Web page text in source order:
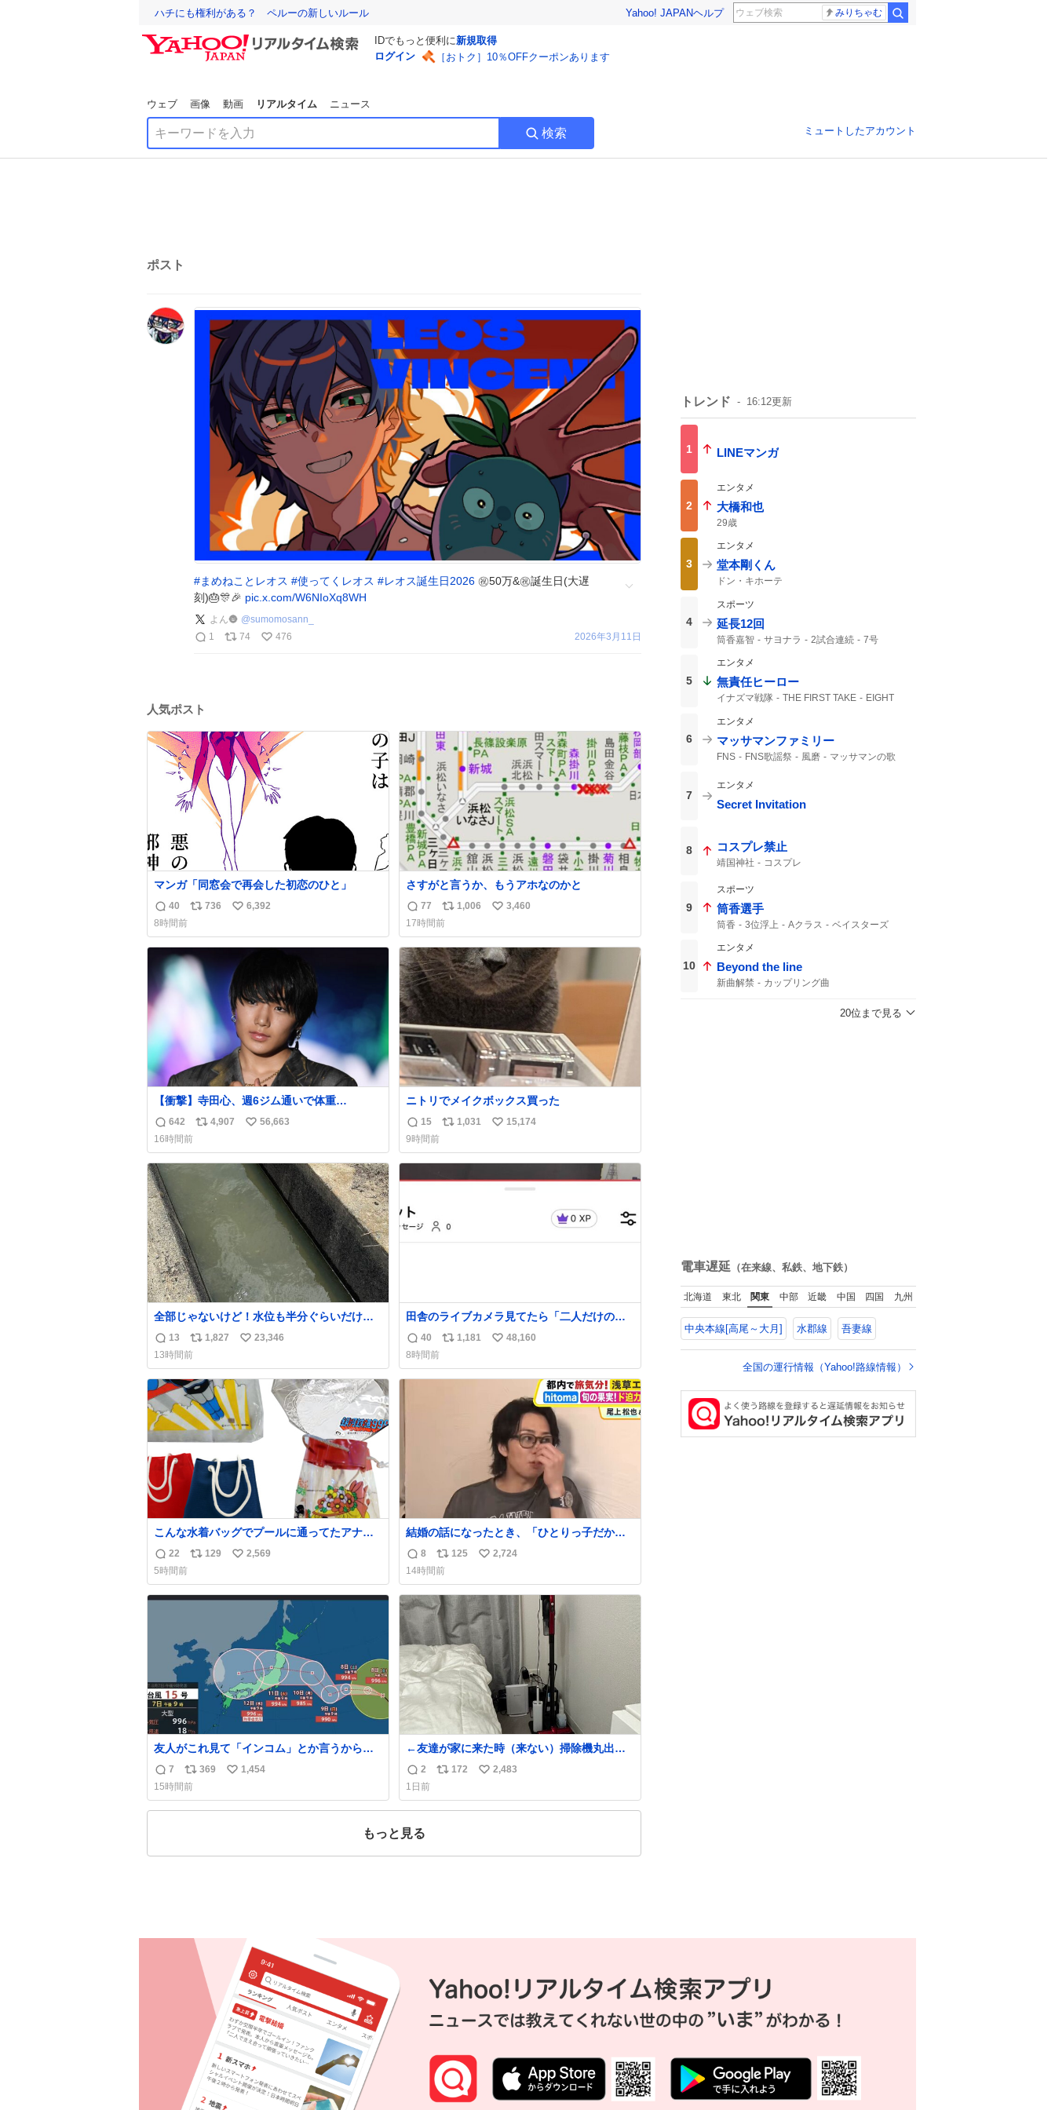
ハチにも権利がある？ ペルーの新しいルール Yahoo! JAPANヘルプ みりちゃむ
IDでもっと便利に新規取得
ログイン
［おトク］10％OFFクーポンあります
ウェブ 画像 動画 リアルタイム ニュース
検索 ミュートしたアカウント
ポスト
#まめねことレオス #使ってくレオス #レオス誕生日2026 ㊗️50万&㊗️誕生日(大遅
刻)🎂🎊🎉 pic.x.com/W6NIoXq8WH
よん🌚 @sumomosann_
1
74 476 2026年3月11日
人気ポスト
マンガ「同窓会で再会した初恋のひと」
返
信
数
40
リ
ス
ト
736
い
ね
数
6,392
8時間前
さすがと言うか、もうアホなのかと
返
信
数
77
リ
ポ
ス
ト
数
1,006
い
ね
数
3,460
17時間前
【衝撃】寺田心、週6ジム通いで体重
62kg→82kgに 110kgのベンチプレス持ち上
げる姿披露
news.livedoor.com/article/detail… 元々自重
のみだったが、更に筋肉を大きくするためジ
ム通いを開始。筋肉増量のためおにぎり10
個、ゼリー飲料3～4本、パスタと毎日4千kcal
オーバーの食事を摂取し、増量したという。
返
信
数
642
リ
ス
4,907
い
ね
数
56,663
16時間前
ニトリでメイクボックス買った
返
信
数
15
リ
ス
ト
1,031
い
ね
数
15,174
9時間前
全部じゃないけど！水位も半分ぐらいだけ
ど！水が来はじめたよ！！！ 作業してくれた
方々ありがとーーー
ー！！！！！！！！！！！！！！！！！！！
！！！！！！！
返
信
数
13
リ
ポ
ス
ト
数
1,827
い
ね
数
23,346
13時間前
田舎のライブカメラ見てたら「二人だけの世
界」を発見した
返
信
数
40
リ
ス
1,181
い
ね
48,160
8時間前
こんな水着バッグでプールに通ってたアナ
タ、完全なる同世代（笑） #70年代 #80年
代 #昭和レトロ
返
信
数
22
リ
ス
129
い
ね
2,569
5時間前
結婚の話になったとき、「ひとりっ子だから
僕が諦めた瞬間に一族が潰える」「死ぬとき1
人とか嫌」だから結婚願望は"ある"って答え
たものの、結局「（結婚は）向いてねぇのか
もしれない」で締める北山くん、きっといろ
いろ考えて言葉を選んで、まるく収めてくれ
たんだなと思った
返
信
数
8
リ
ポ
ス
ト
数
125
い
ね
数
2,724
14時間前
友人がこれ見て「インコム」とか言うから、
もうそれにしか見えなくなっちゃった。
返
信
数
7
リ
ポ
ス
369
い
ね
1,454
15時間前
←友達が家に来た時（来ない）掃除機丸出し
返
信
数
2
リ
ス
172
い
ね
2,483
1日前
もっと見る
トレンド 16:12更新
1 LINEマンガ
2
エンタメ
大橋和也
29歳
3
エンタメ
堂本剛くん
ドン・キホーテ
4
スポーツ
延長12回
筒香嘉智 サヨナラ 2試合連続
7号
5
エンタメ
無責任ヒーロー
イナズマ戦隊 THE FIRST TAKE
EIGHT
SUPER EIGHT
6
エンタメ
マッサマンファミリー
FNS FNS歌謡祭 風磨
マッサマンの歌
7
エンタメ
Secret Invitation
8 コスプレ禁止
靖国神社 コスプレ
9
スポーツ
筒香選手
筒香 3位浮上 Aクラス
ベイスターズ
10
エンタメ
Beyond the line
新曲解禁 カップリング曲
20位まで見る
電車遅延 （在来線、私鉄、地下鉄）
北海道 東北 関東 中部 近畿 中国 四国 九州
中央本線[高尾～大月] 水郡線 吾妻線
全国の運行情報（Yahoo!路線情報）